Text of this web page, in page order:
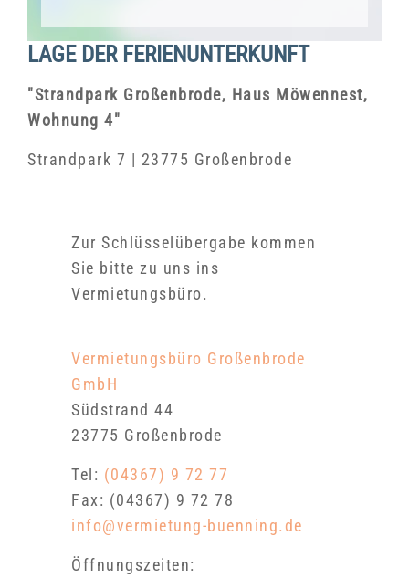
LAGE DER FERIENUNTERKUNFT
"Strandpark Großenbrode, Haus Möwennest,
Wohnung 4"
Strandpark 7 | 23775 Großenbrode
Zur Schlüsselübergabe kommen
Sie bitte zu uns ins
Vermietungsbüro.
Vermietungsbüro Großenbrode
GmbH
Südstrand 44
23775 Großenbrode
Tel: (04367) 9 72 77
Fax: (04367) 9 72 78
info@vermietung-buenning.de
Öffnungszeiten: